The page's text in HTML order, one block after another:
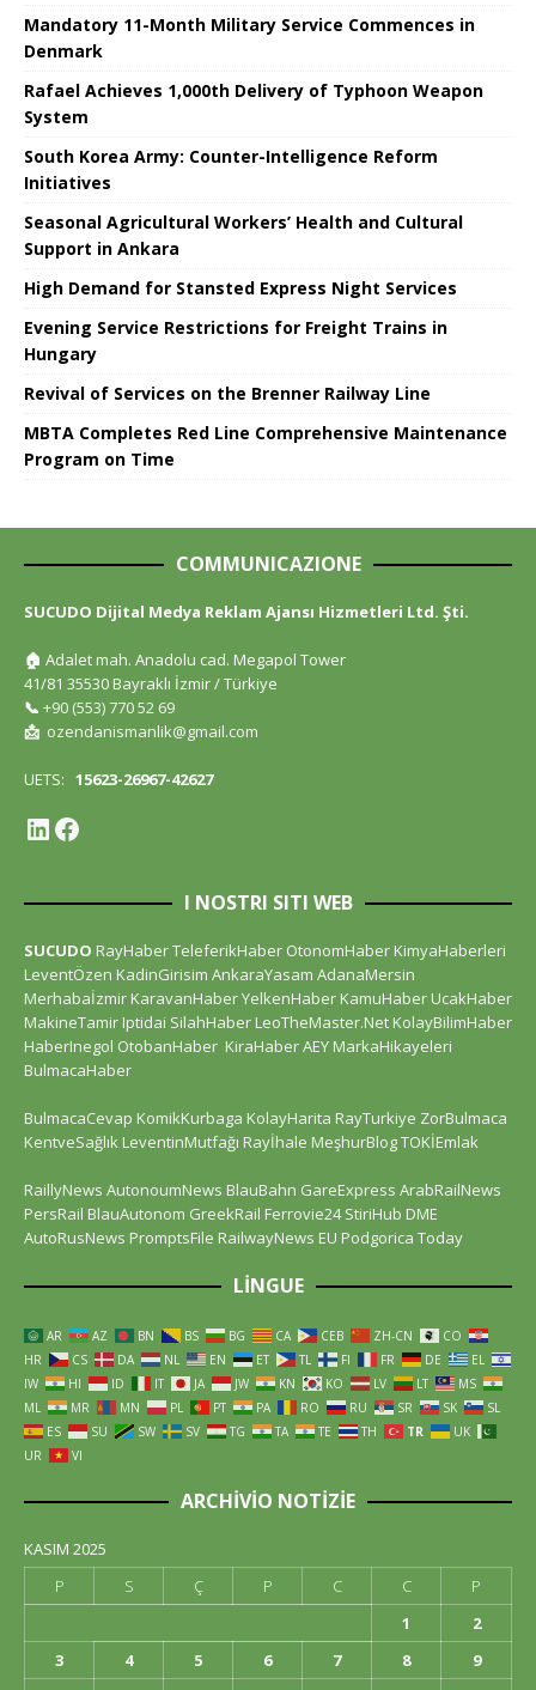
Mandatory 11-Month Military Service Commences in
Denmark
Rafael Achieves 1,000th Delivery of Typhoon Weapon
System
South Korea Army: Counter-Intelligence Reform
Initiatives
Seasonal Agricultural Workers’ Health and Cultural
Support in Ankara
High Demand for Stansted Express Night Services
Evening Service Restrictions for Freight Trains in
Hungary
Revival of Services on the Brenner Railway Line
MBTA Completes Red Line Comprehensive Maintenance
Program on Time
COMMUNICAZIONE
SUCUDO Dijital Medya Reklam Ajansı Hizmetleri Ltd. Şti.
🏠 Adalet mah. Anadolu cad. Megapol Tower
41/81 35530 Bayraklı İzmir / Türkiye
📞 +90 (553) 770 52 69
📩 ozendanismanlik@gmail.com
UETS: 15623-26967-42627
I NOSTRI SITI WEB
SUCUDO RayHaberTeleferikHaber OtonomHaber KimyaHaberleri
LeventÖzen KadinGirisim AnkaraYasam AdanaMersin
Merhabaİzmir KaravanHaberYelkenHaber KamuHaber UcakHaber
MakineTamir Iptidai SilahHaber LeoTheMaster.Net KolayBilimHaber
HaberInegol OtobanHaber KiraHaberAEY MarkaHikayeleri
BulmacaHaber
BulmacaCevap KomikKurbaga KolayHarita RayTurkiye ZorBulmaca
KentveSağlık LeventinMutfağı Rayİhale MeşhurBlogTOKİEmlak
RaillyNews AutonoumNews BlauBahn GareExpress ArabRailNews
PersRail BlauAutonom GreekRail Ferrovie24 StiriHub DME
AutoRusNews PromptsFile RailwayNews EU Podgorica Today
LINGUE
AR AZ BN BS BG CA CEB ZH-CN
CO
HR
CS DA NL EN ET TL FI FR DE
EL
IW
HI ID IT JA JW KN KO LV LT
MS
ML
MR MN PL PT PA RO RU SR SK
SL
ES
SU SW SV TG TA TE TH TR
UK
UR
VI
ARCHIVIO NOTIZIE
KASIM 2025
P
S Ç P C C
P
1
2
3
4 5 6 7 8
9